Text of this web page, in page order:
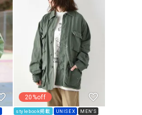
upper hights（アッパーハ
+phenix（フェニックス）
WILD THINGS（ワイルドシ
20%off
stylebook掲載 UNISEX
MEN'S